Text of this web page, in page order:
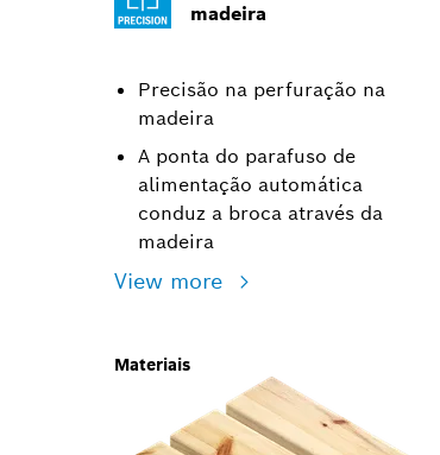
madeira
Precisão na perfuração na
madeira
A ponta do parafuso de
alimentação automática
conduz a broca através da
madeira
View more
Materiais